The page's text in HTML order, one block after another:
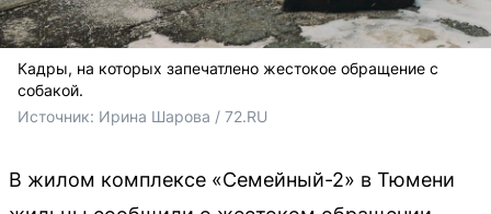
Кадры, на которых запечатлено жестокое обращение с
собакой.
Источник: Ирина Шарова / 72.RU
В жилом комплексе «Семейный-2» в Тюмени